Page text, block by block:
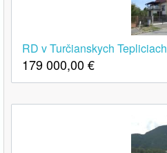
RD v Turčianskych Tepliciach
179 000,00€